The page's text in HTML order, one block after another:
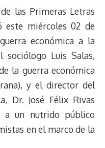
las Primeras Letras
este miércoles 02 de
económica a la
sociólogo Luis Salas,
la guerra económica
y el director del
Dr. José Félix Rivas
a un nutrido público
en el marco de la